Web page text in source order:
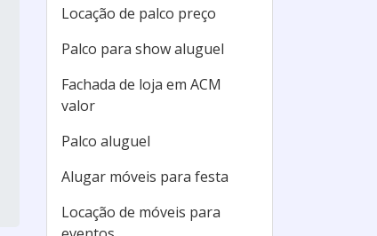
Locação de palco preço
Palco para show aluguel
Fachada de loja em ACM
valor
Palco aluguel
Alugar móveis para festa
Locação de móveis para